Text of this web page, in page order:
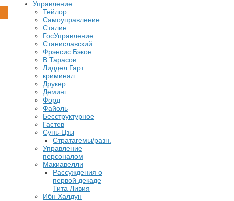
Управление
Тейлор
Самоуправление
Сталин
ГосУправление
Станиславский
Фрэнсис Бэкон
В.Тарасов
Лиддел Гарт
криминал
Друкер
Деминг
Форд
Файоль
Бесструктурное
Гастев
Сунь-Цзы
Стратагемы/разн.
Управление
персоналом
Макиавелли
Рассуждения о
первой декаде
Тита Ливия
Ибн Халдун